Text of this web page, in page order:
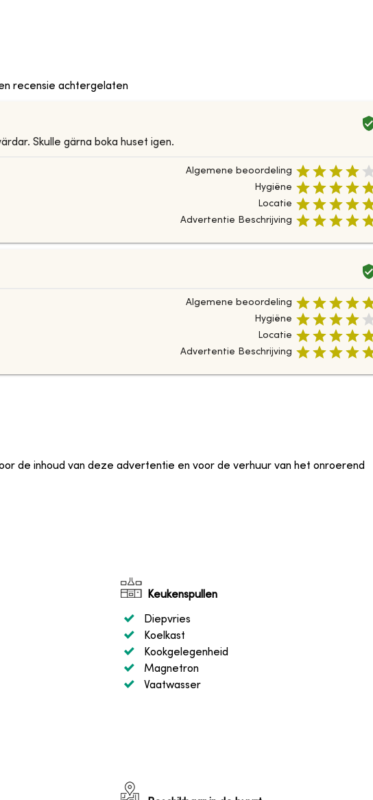
recensie achtergelaten
Skulle gärna boka huset igen.
Algemene beoordeling
Hygiëne
Locatie
Advertentie Beschrijving
Algemene beoordeling
Hygiëne
Locatie
Advertentie Beschrijving
de inhoud van deze advertentie en voor de verhuur van het onroerend
Keukenspullen
Diepvries
Koelkast
Kookgelegenheid
Magnetron
Vaatwasser